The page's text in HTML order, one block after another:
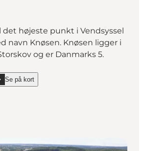
højeste punkt i Vendsyssel
navn Knøsen. Knøsen ligger i
og er Danmarks 5.
Se på kort
Knøsen on_map